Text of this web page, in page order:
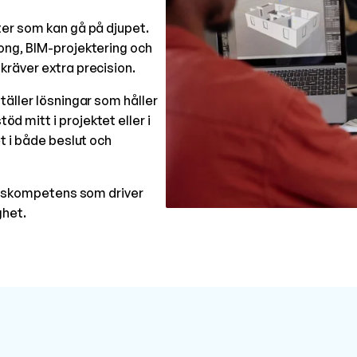
som kan gå på djupet.
BIM-projektering och
extra precision.
lösningar som håller
mitt i projektet eller i
i både beslut och
som driver